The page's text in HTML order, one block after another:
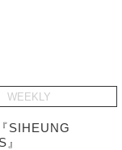
WEEKLY
SIHEUNG